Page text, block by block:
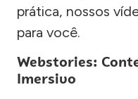
prática, nossos
para você.
Webstories:
Imersivo